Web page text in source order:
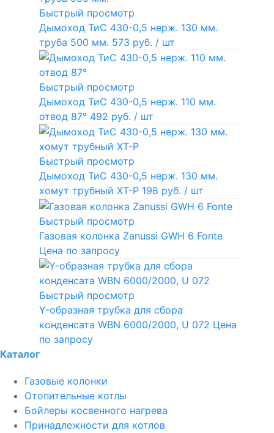
Быстрый просмотр
Дымоход ТиС 430-0,5 нерж. 130 мм.
труба 500 мм. 573 руб. / шт
Быстрый просмотр
Дымоход ТиС 430-0,5 нерж. 110 мм.
отвод 87° 492 руб. / шт
Быстрый просмотр
Дымоход ТиС 430-0,5 нерж. 130 мм.
хомут трубный ХТ-Р 198 руб. / шт
Быстрый просмотр
Газовая колонка Zanussi GWH 6 Fonte
Цена по запросу
Быстрый просмотр
Y-образная трубка для сбора
конденсата WBN 6000/2000, U 072 Цена
по запросу
Каталог
Газовые колонки
Отопительные котлы
Бойлеры косвенного нагрева
Принадлежности для котлов